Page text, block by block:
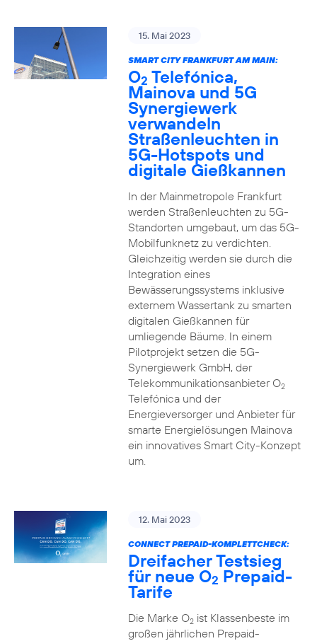
15. Mai 2023
SMART CITY FRANKFURT AM MAIN:
O2 Telefónica,
Mainova und 5G
Synergiewerk
verwandeln
Straßenleuchten in
5G-Hotspots und
digitale Gießkannen
In der Mainmetropole Frankfurt
werden Straßenleuchten zu 5G-
Standorten umgebaut, um das 5G-
Mobilfunknetz zu verdichten.
Gleichzeitig werden sie durch die
Integration eines
Bewässerungssystems inklusive
externem Wassertank zu smarten
digitalen Gießkannen für
umliegende Bäume. In einem
Pilotprojekt setzen die 5G-
Synergiewerk GmbH, der
Telekommunikationsanbieter O2
Telefónica und der
Energieversorger und Anbieter für
smarte Energielösungen Mainova
ein innovatives Smart City-Konzept
um.
12. Mai 2023
CONNECT PREPAID-KOMPLETTCHECK:
Dreifacher Testsieg
für neue O2 Prepaid-
Tarife
Die Marke O2ist Klassenbeste im
großen jährlichen Prepaid-